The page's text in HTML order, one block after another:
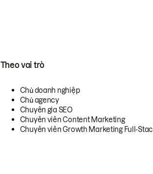
Theo vai trò
Chủ doanh nghiệp
Chủ agency
Chuyên gia SEO
Chuyên viên Content Marketing
Chuyên viên Growth Marketing Full-